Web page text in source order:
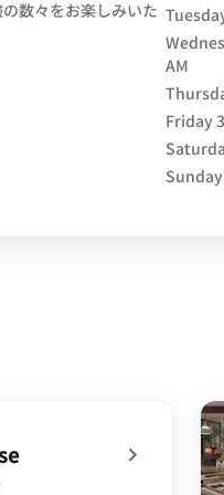
数々をお楽しみいた
AM
Friday
Sunday